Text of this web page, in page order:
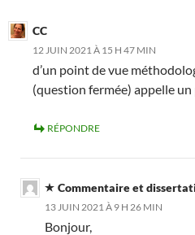
CC
12 JUIN 2021 À 15 H 47 MIN
d’un point de vue
(question fermée) appelle
RÉPONDRE
Commentaire et
13 JUIN 2021 À 9 H 26 MIN
Bonjour,